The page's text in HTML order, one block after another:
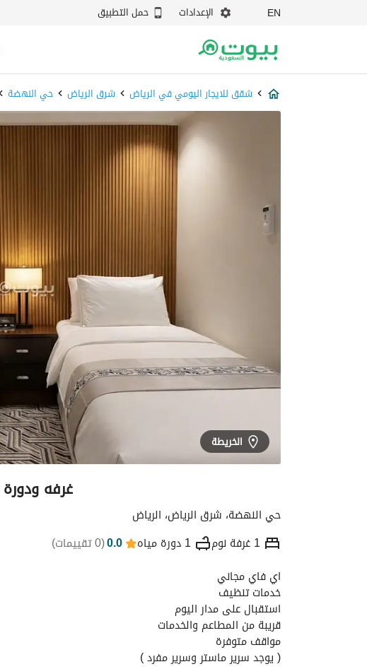
EN الإعدادات حمل التطبيق
شقق للايجار اليومي في الرياض شرق الرياض حي النهضة
الخريطة
غرفه
حي النهضة، شرق الرياض، الرياض
1 غرفة نوم 1 دورة مياه 0.0
(0 تقييمات )
التفاصيل
اي فاي مجاني
خدمات تنظيف
استقبال على مدار اليوم
قريبة من المطاعم والخدمات
مواقف متوفرة
( يوجد سرير ماستر وسرير مفرد )